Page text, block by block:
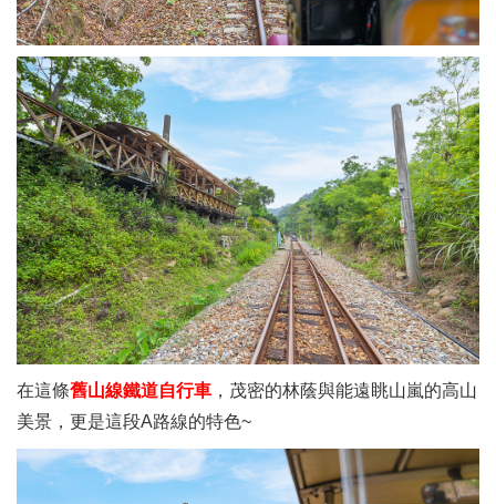
在這條舊山線鐵道自行車 ，茂密的林蔭與能遠眺山嵐的高山
美景，更是這段A路線的特色~